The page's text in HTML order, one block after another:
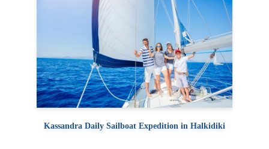
Kassandra Daily Sailboat Expedition in Halkidiki